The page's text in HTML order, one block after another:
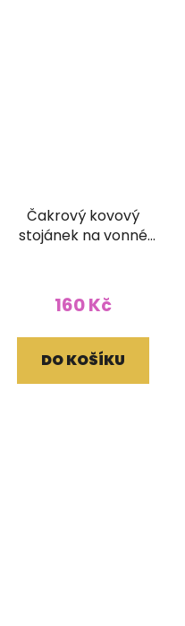
Čakrový kovový
stojánek na vonné
160 Kč
DO KOŠÍKU